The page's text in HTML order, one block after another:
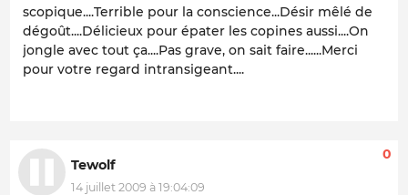
scopique....Terrible pour la conscience...Désir mêlé de
dégoût....Délicieux pour épater les copines aussi....On
jongle avec tout ça....Pas grave, on sait faire......Merci
pour votre regard intransigeant....
Tewolf
14 juillet 2009 à 19:04:09
0